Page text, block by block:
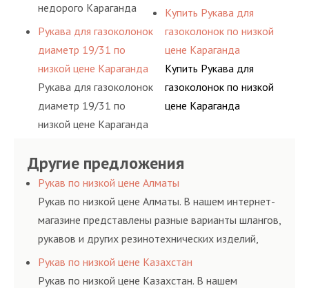
недорого Караганда
Рукава для газоколонок
диаметр 19/31 по
низкой цене Караганда
Рукава для газоколонок
диаметр 19/31 по
низкой цене Караганда
Купить Рукава для
газоколонок по низкой
цене Караганда
Купить Рукава для
газоколонок по низкой
цене Караганда
Другие предложения
Рукав по низкой цене Алматы
Рукав по низкой цене Алматы. В нашем интернет-
магазине представлены разные варианты шлангов,
рукавов и других резинотехнических изделий,
соответствующих ГОСТам, техническим условиям
и нормативам.
Рукав по низкой цене Казахстан
Рукав по низкой цене Казахстан. В нашем